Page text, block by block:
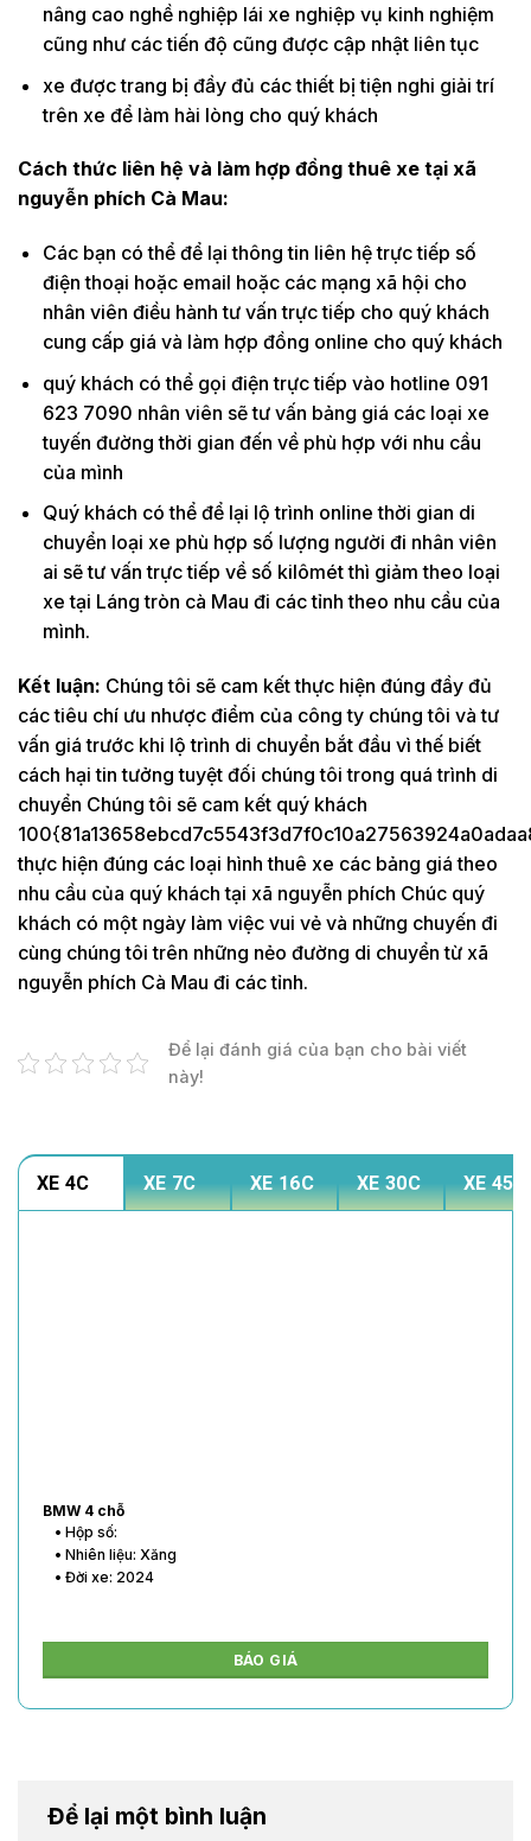
nâng cao nghề nghiệp lái xe nghiệp vụ kinh nghiệm
cũng như các tiến độ cũng được cập nhật liên tục
xe được trang bị đầy đủ các thiết bị tiện nghi giải trí
trên xe để làm hài lòng cho quý khách
Cách thức liên hệ và làm hợp đồng thuê xe tại xã
nguyễn phích Cà Mau:
Các bạn có thể để lại thông tin liên hệ trực tiếp số
điện thoại hoặc email hoặc các mạng xã hội cho
nhân viên điều hành tư vấn trực tiếp cho quý khách
cung cấp giá và làm hợp đồng online cho quý khách
quý khách có thể gọi điện trực tiếp vào hotline 091
623 7090 nhân viên sẽ tư vấn bảng giá các loại xe
tuyến đường thời gian đến về phù hợp với nhu cầu
của mình
Quý khách có thể để lại lộ trình online thời gian di
chuyển loại xe phù hợp số lượng người đi nhân viên
ai sẽ tư vấn trực tiếp về số kilômét thì giảm theo loại
xe tại Láng tròn cà Mau đi các tỉnh theo nhu cầu của
mình.
Kết luận: Chúng tôi sẽ cam kết thực hiện đúng đầy đủ
các tiêu chí ưu nhược điểm của công ty chúng tôi và tư
vấn giá trước khi lộ trình di chuyển bắt đầu vì thế biết
cách hại tin tưởng tuyệt đối chúng tôi trong quá trình di
chuyển Chúng tôi sẽ cam kết quý khách
thực hiện đúng các loại hình thuê xe các bảng giá theo
nhu cầu của quý khách tại xã nguyễn phích Chúc quý
khách có một ngày làm việc vui vẻ và những chuyến đi
cùng chúng tôi trên những nẻo đường di chuyển từ xã
nguyễn phích Cà Mau đi các tỉnh.
Để lại đánh giá của bạn cho bài viết
này!
XE 4C XE 7C XE 16C XE 30C XE 45C
BMW 4 chỗ
• Hộp số:
• Nhiên liệu: Xăng
• Đời xe: 2024
BÁO GIÁ
Để lại một bình luận